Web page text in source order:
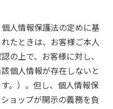
人情報保護法の定めに基
たときは、お客様ご本人
の上で、お客様に対し、
個人情報が存在しないと
。）。但し、個人情報保
ョップが開示の義務を負